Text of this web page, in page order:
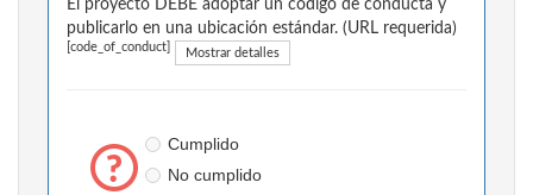
El proyecto DEBE adoptar un código de conducta y
publicarlo en una ubicación estándar. (URL requerida)
[code_of_conduct] Mostrar detalles
Cumplido
No cumplido